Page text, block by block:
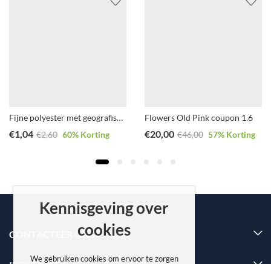
Fijne polyester met geografische print
€1,04 €2,60 60% Korting
Flowers Old Pink coupon 1.6
€20,00 €46,00 57% Korting
CONTACTEER ONS
Kennisgeving over
cookies
We gebruiken cookies om ervoor te zorgen